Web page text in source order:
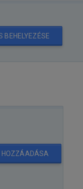
BEHELYEZÉSE
HOZZÁADÁSA